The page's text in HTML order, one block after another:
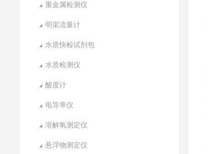
重金属检测仪
明渠流量计
水质快检试剂包
水质检测仪
酸度计
电导率仪
溶解氧测定仪
悬浮物测定仪